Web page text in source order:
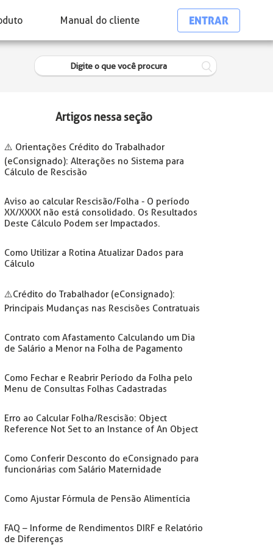
Manual do cliente ENTRAR
Artigos nessa seção
⚠️ Orientações Crédito do Trabalhador
(eConsignado): Alterações no Sistema para
Cálculo de Rescisão
Aviso ao calcular Rescisão/Folha - O período
XX/XXXX não está consolidado. Os Resultados
Deste Cálculo Podem ser Impactados.
Como Utilizar a Rotina Atualizar Dados para
Cálculo
⚠️Crédito do Trabalhador (eConsignado):
Principais Mudanças nas Rescisões Contratuais
Contrato com Afastamento Calculando um Dia
de Salário a Menor na Folha de Pagamento
Como Fechar e Reabrir Período da Folha pelo
Menu de Consultas Folhas Cadastradas
Erro ao Calcular Folha/Rescisão: Object
Reference Not Set to an Instance of An Object
Como Conferir Desconto do eConsignado para
funcionárias com Salário Maternidade
Como Ajustar Fórmula de Pensão Alimentícia
FAQ – Informe de Rendimentos DIRF e Relatório
de Diferenças